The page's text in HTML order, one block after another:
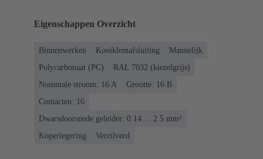
Eigenschappen Overzicht
Binnenwerken Kooiklemafsluiting
Mannelijk
Polycarbonaat (PC)
RAL 7032 (kiezelgrijs)
Nominale stroom: ‌16 A
Grootte: 16 B
Contacten: 16
Dwarsdoorsnede geleider: 0.14 ... 2.5 mm²
Koperlegering
Verzilverd